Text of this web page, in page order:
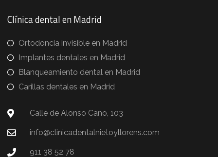
Clínica dental en Madrid
Ortodoncia invisible en Madrid
Implantes dentales en Madrid
Blanqueamiento dental en Madrid
Carillas dentales en Madrid
Calle de Alonso Cano, 103
info@clinicadentalnietoyllorens.com
911 38 52 78